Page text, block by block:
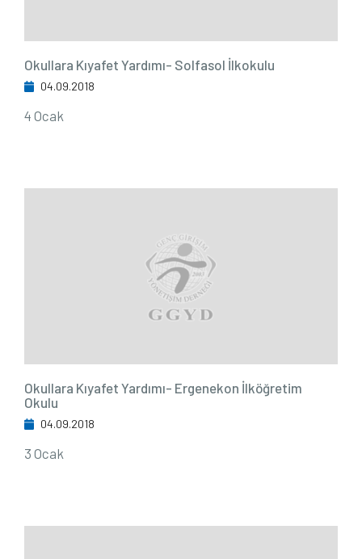
Okullara Kıyafet Yardımı- Solfasol İlkokulu
04.09.2018
4 Ocak
Okullara Kıyafet Yardımı- Ergenekon İlköğretim
Okulu
04.09.2018
3 Ocak